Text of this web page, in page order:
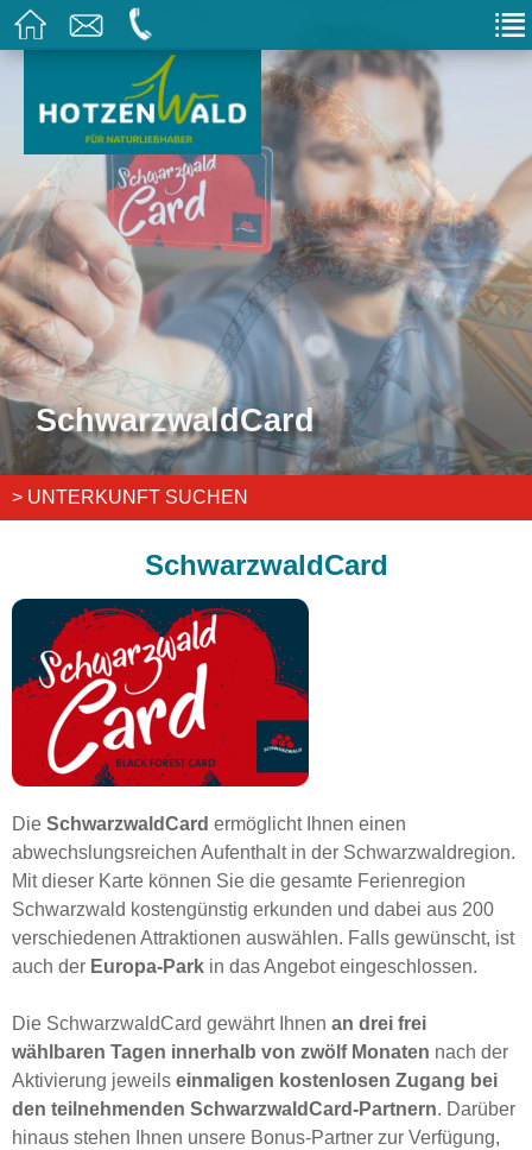
SchwarzwaldCard
SchwarzwaldCard
> UNTERKUNFT SUCHEN
SchwarzwaldCard
Die SchwarzwaldCard ermöglicht Ihnen einen
abwechslungsreichen Aufenthalt in der Schwarzwaldregion.
Mit dieser Karte können Sie die gesamte Ferienregion
Schwarzwald kostengünstig erkunden und dabei aus 200
verschiedenen Attraktionen auswählen. Falls gewünscht, ist
auch der Europa-Park in das Angebot eingeschlossen.
Die SchwarzwaldCard gewährt Ihnen an drei frei
wählbaren Tagen innerhalb von zwölf Monaten nach der
Aktivierung jeweils einmaligen kostenlosen Zugang bei
den teilnehmenden SchwarzwaldCard-Partnern. Darüber
hinaus stehen Ihnen unsere Bonus-Partner zur Verfügung,